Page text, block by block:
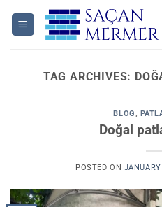
TAG ARCHIVES:
BLOG,
Doğal
POSTED ON